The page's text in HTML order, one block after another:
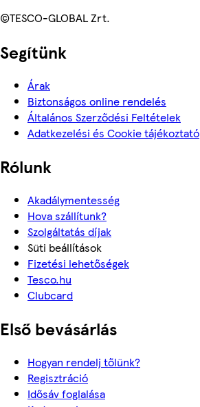
©TESCO-GLOBAL Zrt.
Segítünk
Árak
Biztonságos online rendelés
Általános Szerződési Feltételek
Adatkezelési és Cookie tájékoztató
Rólunk
Akadálymentesség
Hova szállítunk?
Szolgáltatás díjak
Süti beállítások
Fizetési lehetőségek
Tesco.hu
Clubcard
Első bevásárlás
Hogyan rendelj tőlünk?
Regisztráció
Idősáv foglalása